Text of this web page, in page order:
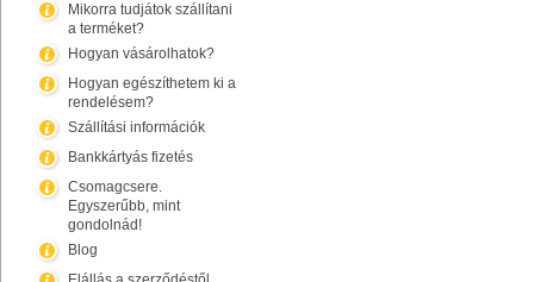
Mikorra tudjátok szállítani
a terméket?
Hogyan vásárolhatok?
Hogyan egészíthetem ki a
rendelésem?
Szállítási információk
Bankkártyás fizetés
Csomagcsere.
Egyszerűbb, mint
gondolnád!
Blog